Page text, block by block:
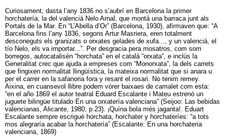
Curiosament, dasta l’any 1836 no s’aubrí en Barcelona la primer
horchatería, la del valenciá Nelo Arnal, que montá una barraca junt als
Portals de la Mar. En “L’Abella d’Or” (Barcelona, 1930), afirmaven que: “A
Barcelona fins l’any 1836, segons Artur Masriera, eren totalment
desconeguts els granizats o orxates gelades de xufa..., y un valenciá, el
tío Nelo, els va importar...”. Per desgracia pera mosatros, com som
borregos, autocatalisén “horchata” en el catalá “orxata”, e inclús la
Generalitat crec que ajuda a empreses com “Monorxata”, la dels carrets
que fingixen normalitat llingüística, la mateixa normalitat que si anara u
per el carrer en la safanoria fora y resant el rosari. No tenim remey.
Aixina, en cuansevol llibre podem vórer baixaes de camalet com esta:
“en el año 1869 el autor teatral Eduard Escalante i Mateu estrenó un
juguete bilingüe titulado En una orxatería valenciana” (Seijoo: Las bebidas
valencianas, Alicante, 1980, p.23). ¡Quína bola més jaganta!. Eduart
Escalante sempre escrigué horchata, horchater y horchateríes: “a tots
mos alegraría acabar la horchatería” (Escalante: En una horchateria
valenciana, 1869)